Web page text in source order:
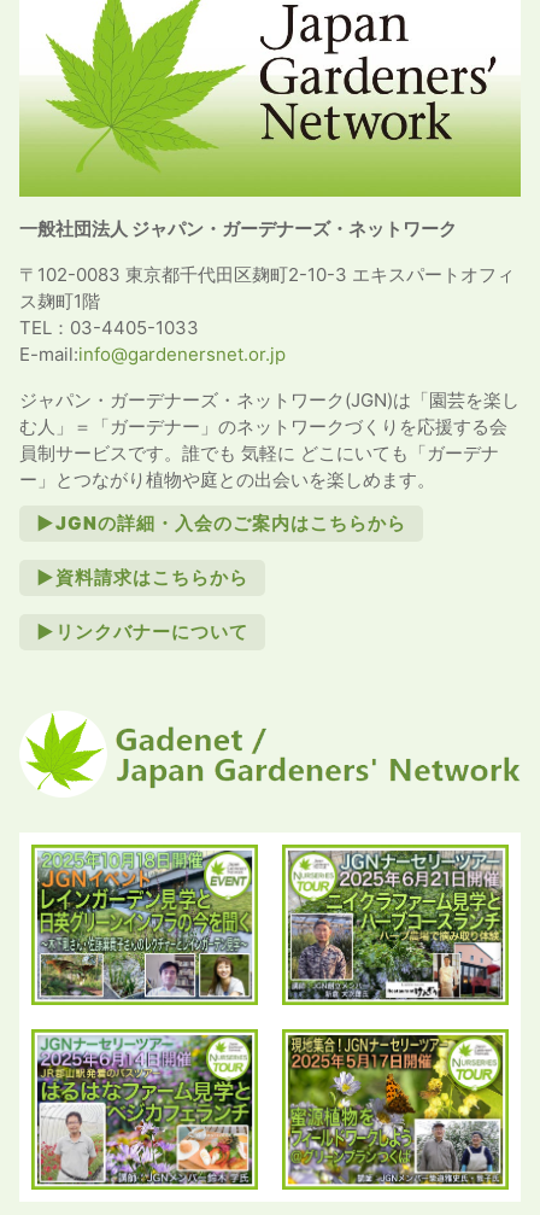
一般社団法人 ジャパン・ガーデナーズ・ネットワーク
〒102-0083 東京都千代田区麹町2-10-3 エキスパートオフィ
ス麹町1階
TEL：03-4405-1033
E-mail:info@gardenersnet.or.jp
ジャパン・ガーデナーズ・ネットワーク(JGN)は「園芸を楽し
む人」＝「ガーデナー」のネットワークづくりを応援する会
員制サービスです。誰でも 気軽に どこにいても「ガーデナ
ー」とつながり植物や庭との出会いを楽しめます。
►JGNの詳細・入会のご案内はこちらから
►資料請求はこちらから
►リンクバナーについて